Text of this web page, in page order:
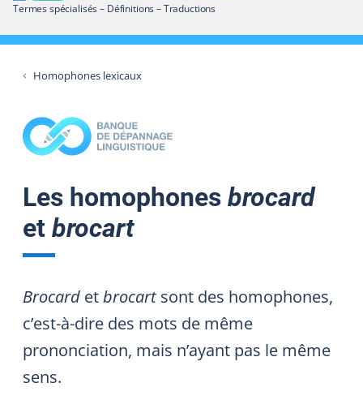
Termes spécialisés – Définitions – Traductions
Homophones lexicaux
Les homophones brocard
et brocart
Brocard etbrocart sont des homophones,
c’est-à-dire des mots de même
prononciation, mais n’ayant pas le même
sens.